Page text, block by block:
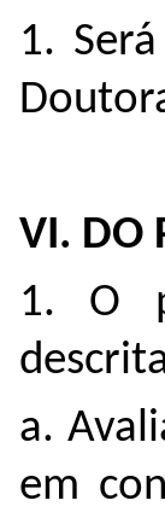
1.
VI. DO
1. O
a.
em